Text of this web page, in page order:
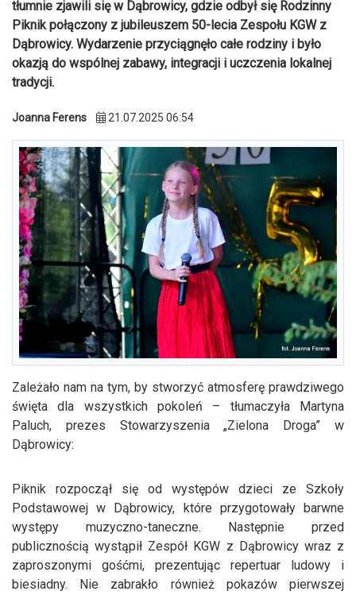
tłumnie zjawili się w Dąbrowicy, gdzie odbył się Rodzinny
Piknik połączony z jubileuszem 50-lecia Zespołu KGW z
Dąbrowicy. Wydarzenie przyciągnęło całe rodziny i było
okazją do wspólnej zabawy, integracji i uczczenia lokalnej
tradycji.
Joanna Ferens 21.07.2025 06:54
Zależało nam na tym, by stworzyć atmosferę prawdziwego
święta dla wszystkich pokoleń – tłumaczyła Martyna
Paluch, prezes Stowarzyszenia „Zielona Droga” w
Dąbrowicy:
Piknik rozpoczął się od występów dzieci ze Szkoły
Podstawowej w Dąbrowicy, które przygotowały barwne
występy muzyczno-taneczne. Następnie przed
publicznością wystąpił Zespół KGW z Dąbrowicy wraz z
zaproszonymi gośćmi, prezentując repertuar ludowy i
biesiadny. Nie zabrakło również pokazów pierwszej